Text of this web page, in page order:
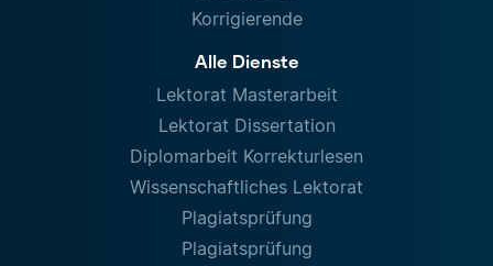
Korrigierende
Alle Dienste
Lektorat Masterarbeit
Lektorat Dissertation
Diplomarbeit Korrekturlesen
Wissenschaftliches Lektorat
Plagiatsprüfung
Plagiatsprüfung